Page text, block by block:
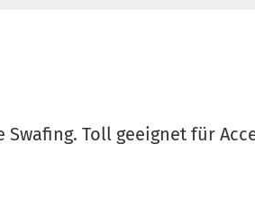
Toll geeignet für